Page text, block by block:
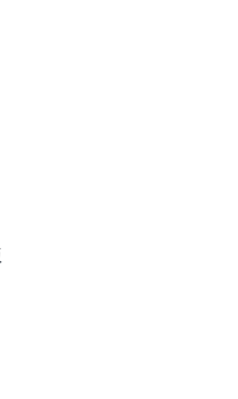
水平，加强节能标准在居民生
来自电力、钢铁、建材、石化
行业领域碳达峰碳中和宣
态优先、节约集约、绿色低碳